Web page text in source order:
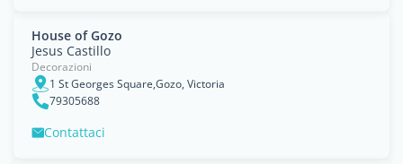
House of Gozo
Jesus Castillo
Decorazioni
1 St Georges Square,Gozo, Victoria
79305688
Contattaci